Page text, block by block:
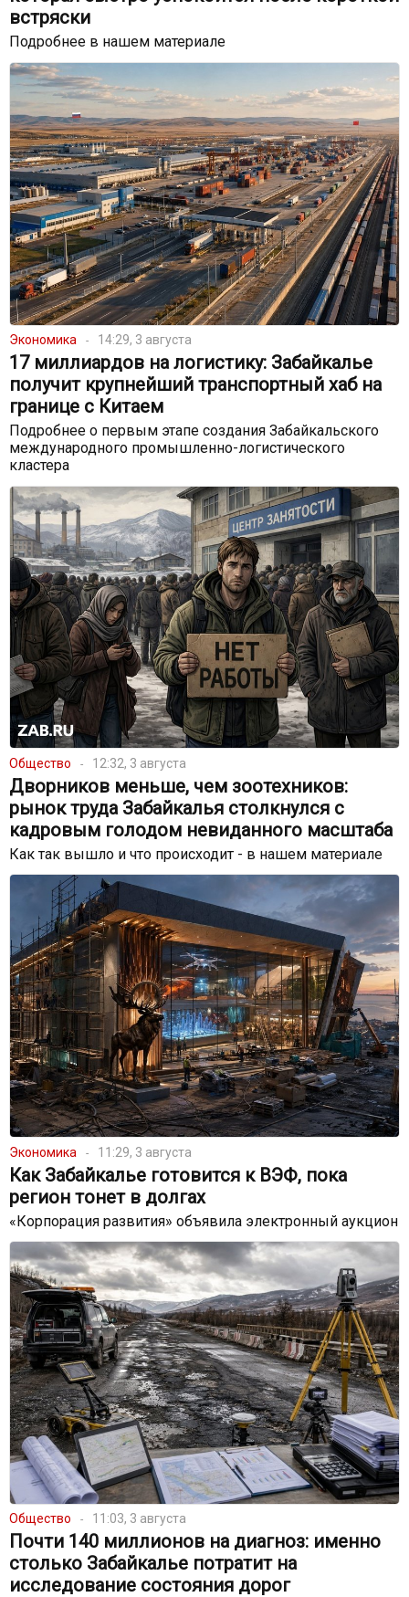
встряски
Подробнее в нашем материале
Экономика 14:29, 3 августа
17 миллиардов на логистику: Забайкалье
получит крупнейший транспортный хаб на
границе с Китаем
Подробнее о первым этапе создания Забайкальского
международного промышленно-логистического
кластера
Общество 12:32, 3 августа
Дворников меньше, чем зоотехников:
рынок труда Забайкалья столкнулся с
кадровым голодом невиданного масштаба
Как так вышло и что происходит - в нашем материале
Экономика 11:29, 3 августа
Как Забайкалье готовится к ВЭФ, пока
регион тонет в долгах
«Корпорация развития» объявила электронный аукцион
Общество 11:03, 3 августа
Почти 140 миллионов на диагноз: именно
столько Забайкалье потратит на
исследование состояния дорог